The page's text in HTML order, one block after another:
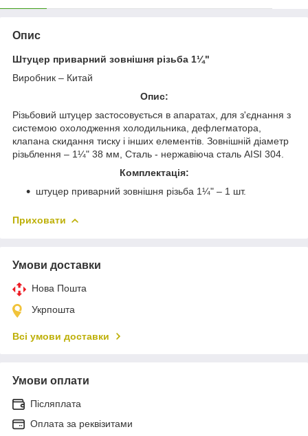
Опис
Штуцер приварний зовнішня різьба 1¼"
Виробник – Китай
Опис:
Різьбовий штуцер застосовується в апаратах, для з'єднання з
системою охолодження холодильника, дефлегматора,
клапана скидання тиску і інших елементів. Зовнішній діаметр
різьблення – 1¼" 38 мм, Сталь - нержавіюча сталь AISI 304.
Комплектація:
штуцер приварний зовнішня різьба 1¼" – 1 шт.
Приховати
Умови доставки
Нова Пошта
Укрпошта
Всі умови доставки
Умови оплати
Післяплата
Оплата за реквізитами